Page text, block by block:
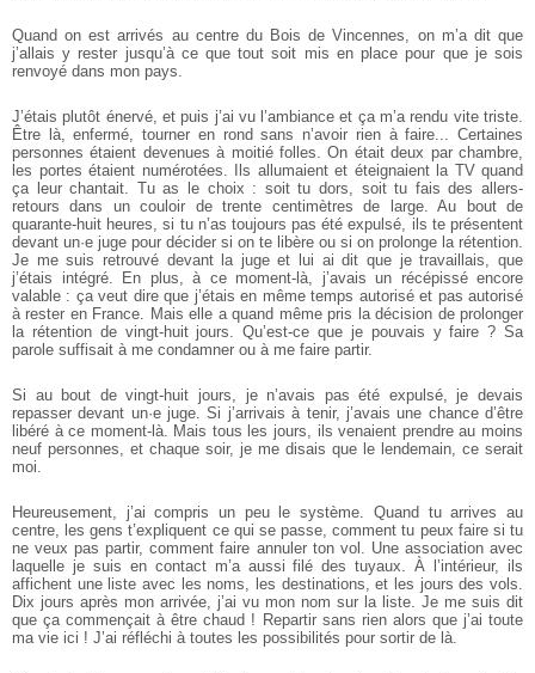
Quand on est arrivés au centre du Bois de Vincennes, on m’a dit que
j’allais y rester jusqu’à ce que tout soit mis en place pour que je sois
renvoyé dans mon pays.
J’étais plutôt énervé, et puis j’ai vu l’ambiance et ça m’a rendu vite triste.
Être là, enfermé, tourner en rond sans n’avoir rien à faire... Certaines
personnes étaient devenues à moitié folles. On était deux par chambre,
les portes étaient numérotées. Ils allumaient et éteignaient la TV quand
ça leur chantait. Tu as le choix : soit tu dors, soit tu fais des allers-
retours dans un couloir de trente centimètres de large. Au bout de
quarante-huit heures, si tu n’as toujours pas été expulsé, ils te présentent
devant un·e juge pour décider si on te libère ou si on prolonge la rétention.
Je me suis retrouvé devant la juge et lui ai dit que je travaillais, que
j’étais intégré. En plus, à ce moment-là, j’avais un récépissé encore
valable : ça veut dire que j’étais en même temps autorisé et pas autorisé
à rester en France. Mais elle a quand même pris la décision de prolonger
la rétention de vingt-huit jours. Qu’est-ce que je pouvais y faire ? Sa
parole suffisait à me condamner ou à me faire partir.
Si au bout de vingt-huit jours, je n’avais pas été expulsé, je devais
repasser devant un·e juge. Si j’arrivais à tenir, j’avais une chance d’être
libéré à ce moment-là. Mais tous les jours, ils venaient prendre au moins
neuf personnes, et chaque soir, je me disais que le lendemain, ce serait
moi.
Heureusement, j’ai compris un peu le système. Quand tu arrives au
centre, les gens t’expliquent ce qui se passe, comment tu peux faire si tu
ne veux pas partir, comment faire annuler ton vol. Une association avec
laquelle je suis en contact m’a aussi filé des tuyaux. À l’intérieur, ils
affichent une liste avec les noms, les destinations, et les jours des vols.
Dix jours après mon arrivée, j’ai vu mon nom sur la liste. Je me suis dit
que ça commençait à être chaud ! Repartir sans rien alors que j’ai toute
ma vie ici ! J’ai réfléchi à toutes les possibilités pour sortir de là.